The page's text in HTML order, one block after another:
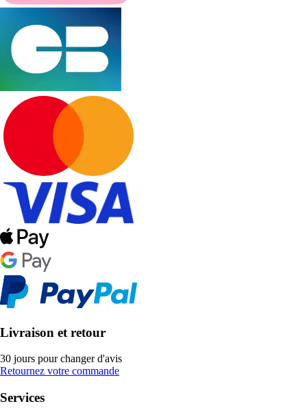
Livraison et retour
30 jours pour changer d'avis
Retournez votre commande
Services